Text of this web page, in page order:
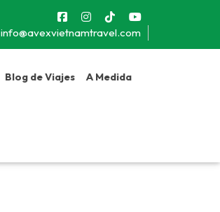
info@avexvietnamtravel.com
Blog de Viajes A Medida